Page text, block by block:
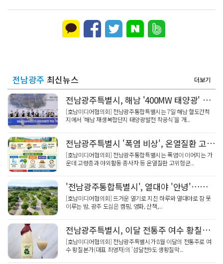
전남광주 최신뉴스 더보기
전남광주특별시, 해남 '400MW 태양광' 착공…SK하이닉스 공급
[호남미디어협의회] 전남광주통합특별시는 7일 해남 혈도간척
지에서 '해남 재생복합단지 태양광발전 착공식'을 개...
전남광주특별시 '폭염 비상', 온열질환 고위험군 특별 주의 당부
[호남미디어협의회] 전남광주통합특별시는 폭염이 이어지는 가
운데 고령층과 야외활동 종사자 등 온열질환 고위험군...
'전남광주통합특별시', 열대야 '안녕'…광주 도심 '하룻밤 피서'
[호남미디어협의회] 뜨거운 열기로 지친 하루와 열대야로 잠 못
이루는 밤, 광주 도심은 캠핑, 영화, 산책,...
전남광주특별시, 이달 전통주 여수 황칠본가 ‘섬달천9도 생황칠막걸리’ 선정
[호남미디어협의회] 전남광주특별시가 8월 이달의 전통주로 여
수 황칠본가(대표 최영자)의 '섬달천9도 생황칠막...